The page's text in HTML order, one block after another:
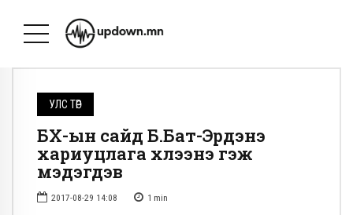
УЛС ТӨР
БХ-ын сайд Б.Бат-Эрдэнэ
хариуцлага хүлээнэ гэж
мэдэгдэв
2017-08-29 14:08 1 min